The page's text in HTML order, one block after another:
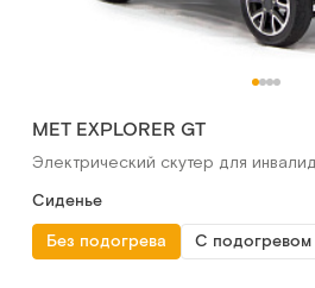
МЕТ EXPLORER GT
Электрический скутер для
Сиденье
Без подогрева
С подогревом